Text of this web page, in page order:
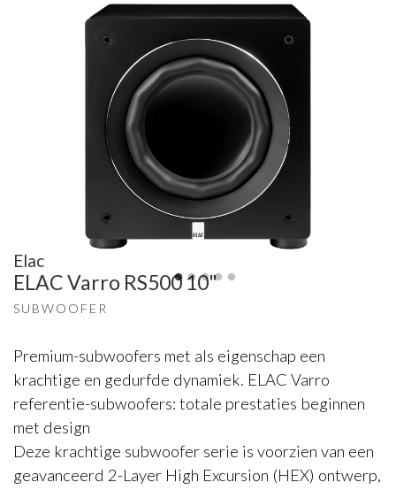
Elac
ELAC Varro RS500 10"
SUBWOOFER
Premium-subwoofers met als eigenschap een
krachtige en gedurfde dynamiek. ELAC Varro
referentie-subwoofers: totale prestaties beginnen
met design
Deze krachtige subwoofer serie is voorzien van een
geavanceerd 2-Layer High Excursion (HEX) ontwerp,